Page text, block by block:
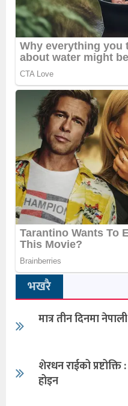
भखरै
मात्र तीन दिनमा
शेरधन राईको
होइन